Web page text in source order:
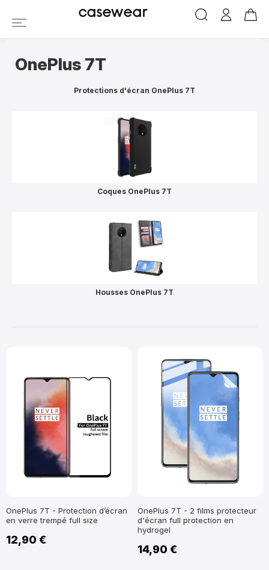
OnePlus 7T
casewear
OnePlus 7T
Protections d'écran OnePlus 7T
Coques OnePlus 7T
Housses OnePlus 7T
OnePlus 7T - Protection d’écran
en verre trempé full size
12,90 €
OnePlus 7T - 2 films protecteur
d'écran full protection en
hydrogel
14,90 €